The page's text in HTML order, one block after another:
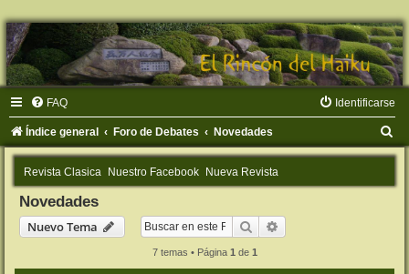
FAQ Identificarse
Índice general Foro de Debates Novedades
u
Revista Clasica Nuestro Facebook Nueva Revista
Novedades
Nuevo Tema
Buscar
7 temas • Página 1 de 1